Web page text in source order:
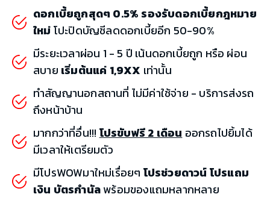
ดอกเบี้ยถูกสุดๆ 0.5% รองรับดอกเบี้ยกฎหมาย
ใหม่โปะปิดบัญชีลดดอกเบี้ยอีก 50-90%
มีระยะเวลาผ่อน 1 - 5 ปี เน้นดอกเบี้ยถูก หรือ ผ่อน
สบาย เริ่มต้นแค่ 1,9XX เท่านั้น
ทำสัญญานอกสถานที่ ไม่มีค่าใช้จ่าย - บริการส่งรถ
ถึงหน้าบ้าน
มากกว่าที่อื่น!!! โปรขับฟรี 2 เดือน ออกรถไปยิ้มได้
มีเวลาให้เตรียมตัว
มีโปรWOWมาใหม่เรื่อยๆ โปรช่วยดาวน์ โปรแถม
เงิน บัตรกำนัลพร้อมของแถมหลากหลาย